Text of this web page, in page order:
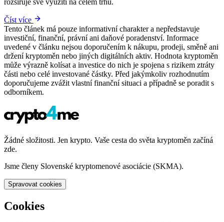
Číst více
Tento článek má pouze informativní charakter a nepředstavuje
investiční, finanční, právní ani daňové poradenství. Informace
uvedené v článku nejsou doporučením k nákupu, prodeji, směně ani
držení kryptoměn nebo jiných digitálních aktiv. Hodnota kryptoměn
může výrazně kolísat a investice do nich je spojena s rizikem ztráty
části nebo celé investované částky. Před jakýmkoliv rozhodnutím
doporučujeme zvážit vlastní finanční situaci a případně se poradit s
odborníkem.
Žádné složitosti. Jen krypto. Vaše cesta do světa kryptoměn začíná
zde.
Jsme členy Slovenské kryptomenové asociácie (SKMA).
Spravovat cookies
Cookies